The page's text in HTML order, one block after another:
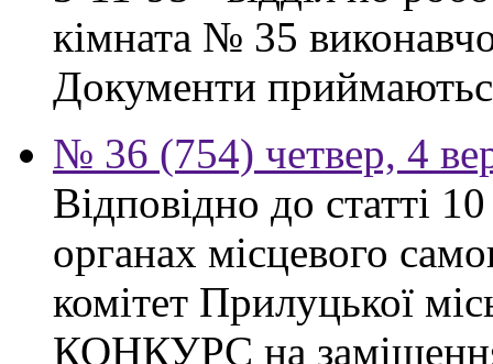
кімната № 35
Документи
№ 36 (754) четвер, 4
Відповідно до статті
органах місцевого
комітет Прилуцької
КОНКУРС на